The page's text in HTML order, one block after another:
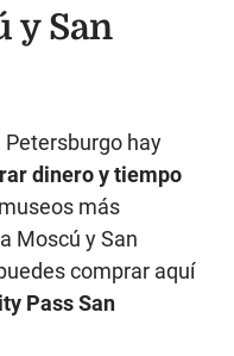
y San
hay
dinero y tiempo
más
Moscú y San
comprar aquí
Pass San